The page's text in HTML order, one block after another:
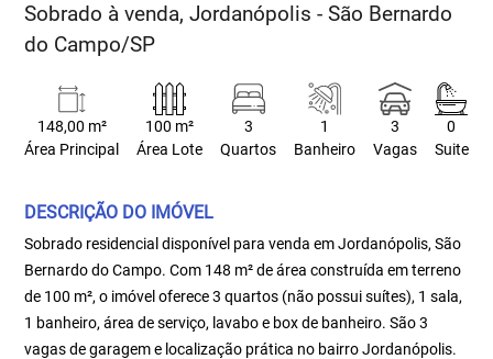
Sobrado à venda, Jordanópolis - São Bernardo
do Campo/SP
148,00 m²
Área Principal
100 m²
Área Lote
3
Quartos
1
Banheiro
3
Vagas
0
Suite
DESCRIÇÃO DO IMÓVEL
Sobrado residencial disponível para venda em Jordanópolis, São
Bernardo do Campo. Com 148 m² de área construída em terreno
de 100 m², o imóvel oferece 3 quartos (não possui suítes), 1 sala,
1 banheiro, área de serviço, lavabo e box de banheiro. São 3
vagas de garagem e localização prática no bairro Jordanópolis.